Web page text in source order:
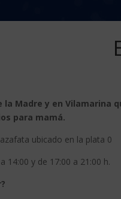
la Madre y en
para mamá.
ubicado en la plata 0
14:00 y de 17:00 a 21:00 h.